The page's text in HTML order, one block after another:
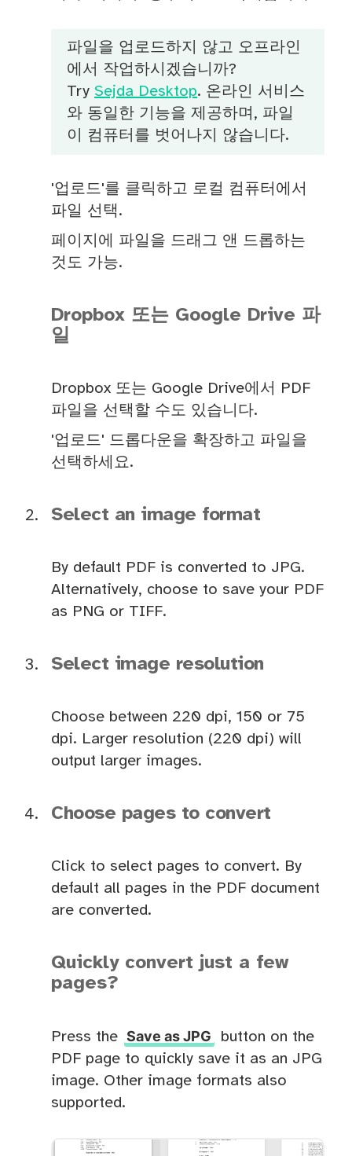
파일을 업로드하지 않고 오프라인
에서 작업하시겠습니까?
Try Sejda Desktop. 온라인 서비스
와 동일한 기능을 제공하며, 파일
이 컴퓨터를 벗어나지 않습니다.
'업로드'를 클릭하고 로컬 컴퓨터에서
파일 선택.
페이지에 파일을 드래그 앤 드롭하는
것도 가능.
Dropbox 또는 Google Drive 파
일
Dropbox 또는 Google Drive에서 PDF
파일을 선택할 수도 있습니다.
'업로드' 드롭다운을 확장하고 파일을
선택하세요.
Select an image format
By default PDF is converted to JPG.
Alternatively, choose to save your PDF
as PNG or TIFF.
Select image resolution
Choose between 220 dpi, 150 or 75
dpi. Larger resolution (220 dpi) will
output larger images.
Choose pages to convert
Click to select pages to convert. By
default all pages in the PDF document
are converted.
Quickly convert just a few
pages?
Press the Save as JPG
button on the
PDF page to quickly save it as an JPG
image. Other image formats also
supported.